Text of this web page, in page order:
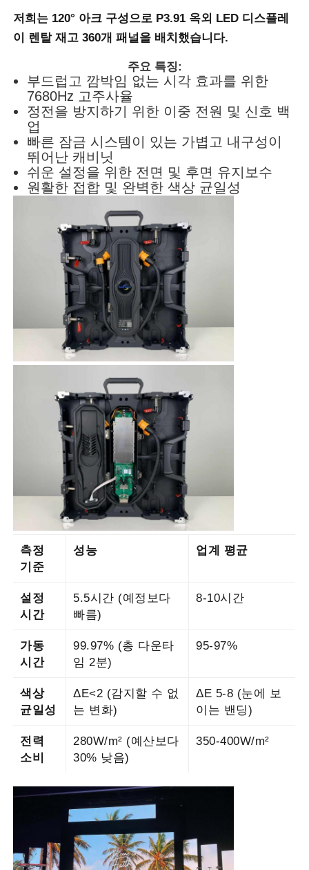
SMD LED 화면
야외 LED 디스플레이 보드
옥외 지도된 ​​게시판
저희는 120° 아크 구성으로 P3.91 옥외 LED 디스플레
이
렌탈 재고 360개 패널을 배치했습니다.
주요 특징:
부드럽고 깜박임 없는 시각 효과를 위한
7680Hz 고주사율
정전을 방지하기 위한 이중 전원 및 신호 백
업
빠른 잠금 시스템이 있는 가볍고 내구성이
뛰어난 캐비닛
쉬운 설정을 위한 전면 및 후면 유지보수
원활한 접합 및 완벽한 색상 균일성
측정
기준
성능 업계 평균
설정
시간
5.5시간 (예정보다
빠름)
8-10시간
가동
시간
99.97% (총 다운타
임 2분)
95-97%
색상
균일성
ΔE<2 (감지할 수 없
는 변화)
ΔE 5-8 (눈에 보
이는 밴딩)
전력
소비
280W/m² (예산보다
30% 낮음)
350-400W/m²